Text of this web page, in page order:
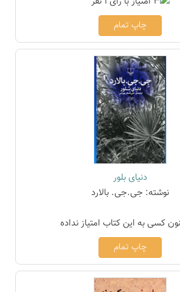
چاپ تمام
دنیای بلور
نوشته: جی.جی. بالارد
چاپ تمام